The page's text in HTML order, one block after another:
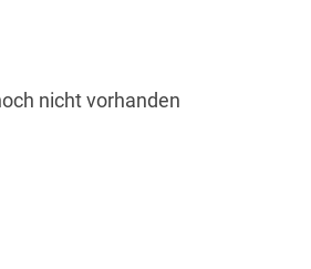
nicht vorhanden